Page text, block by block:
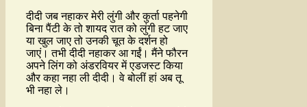
दीदी जब नहाकर मेरी लुंगी और कुर्ता पहनेगी
बिना पैंटी के तो शायद रात को लुंगी हट जाए
या खुल जाए तो उनकी चूत के दर्शन हो
जाएं। तभी दीदी नहाकर आ गईं। मैंने फौरन
अपने लिंग को अंडरवियर में एडजस्ट किया
और कहा नहा ली दीदी। वे बोलीं हां अब तू
भी नहा ले।